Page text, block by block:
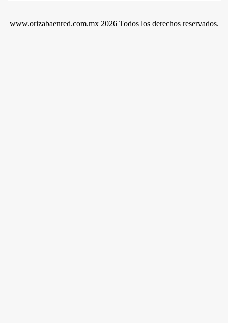
www.orizabaenred.com.mx 2026 Todos los derechos reservados.